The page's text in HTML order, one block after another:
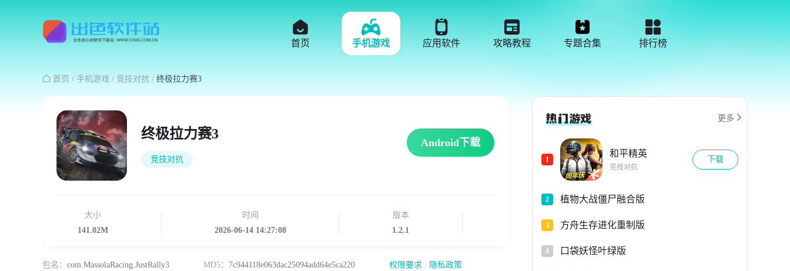
首页 手机游戏 应用软件 攻略教程 专题合集 排行榜
 首页 / 手机游戏 / 竞技对抗 / 终极拉力赛3
终极拉力赛3
竞技对抗
Android下载
大小
141.02M
时间
2026-06-14 14:27:08
版本
1.2.1
包名： com.MassolaRacing.JustRally3 MD5： 7c944118e063dac25094add64e5ca220 权限要求 隐私政策
更多 
1
和平精英
竞技对抗
下载
2 植物大战僵尸融合版
3 方舟生存进化重制版
4 口袋妖怪叶绿版